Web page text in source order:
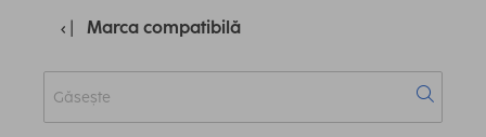
Marca compatibilă